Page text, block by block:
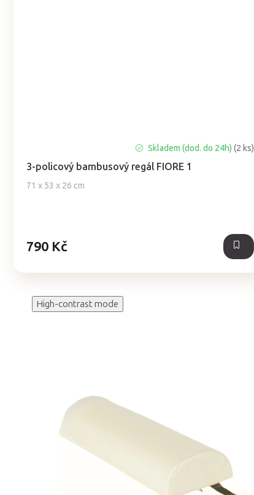
3-policový bambusový regál FIORE 1
71 x 53 x 26 cm
hodnocení
produktu
je
Skladem (dod. do 24h)(2 ks)
790 Kč
High-contrast mode